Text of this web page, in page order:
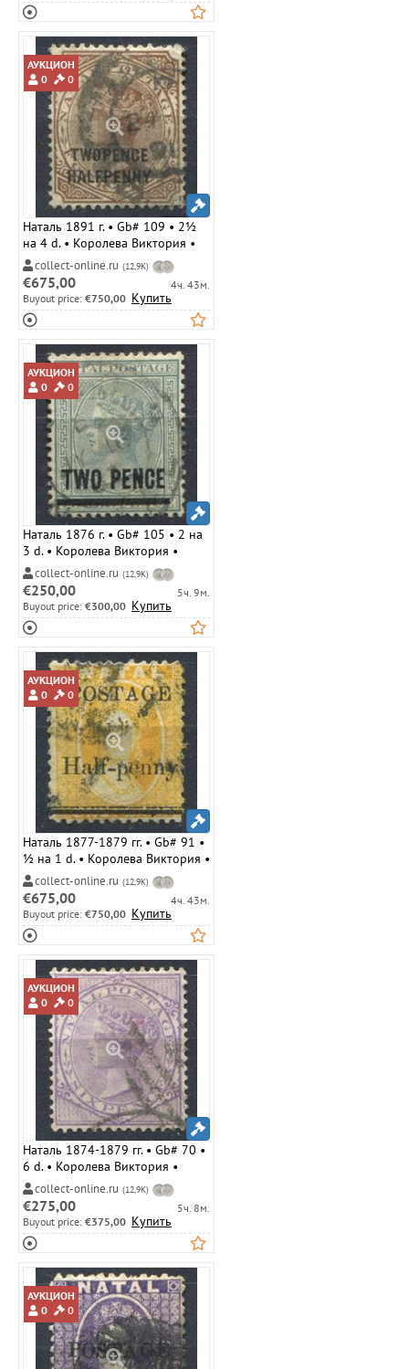
АУКЦИОН
0
0
Наталь 1891 г. • Gb# 109 • 2½
на 4 d. • Королева Виктория •
надпечатка нов. номинала •
стандарт • Used VF ( кат.- £ 17 )
collect-online.ru (12,9K)
€675,00
4ч. 43м.
Buyout price: €750,00 Купить
АУКЦИОН
0
0
Наталь 1876 г. • Gb# 105 • 2 на
3 d. • Королева Виктория •
надпечатка нов. номинала •
стандарт • Used VF ( кат.- £ 7 )
collect-online.ru (12,9K)
€250,00
5ч. 9м.
Buyout price: €300,00 Купить
АУКЦИОН
0
0
Наталь 1877-1879 гг. • Gb# 91 •
½ на 1 d. • Королева Виктория •
надпечатка нов. номинала •
стандарт • Used VF ( кат.- £ 22 )
collect-online.ru (12,9K)
€675,00
4ч. 43м.
Buyout price: €750,00 Купить
АУКЦИОН
0
0
Наталь 1874-1879 гг. • Gb# 70 •
6 d. • Королева Виктория •
стандарт • Used VF ( кат.- £ 9 )
collect-online.ru (12,9K)
€275,00
5ч. 8м.
Buyout price: €375,00 Купить
АУКЦИОН
0
0